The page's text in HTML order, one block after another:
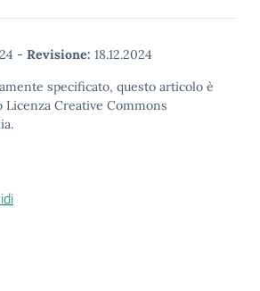
- Revisione: 18.12.2024
specificato, questo articolo è
Creative Commons